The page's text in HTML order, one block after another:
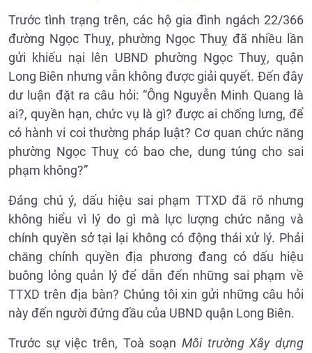
Trước tình trạng trên, các hộ gia đình ngách 22/366
đường Ngọc Thuỵ, phường Ngọc Thuỵ đã nhiều lần
gửi khiếu nại lên UBND phường Ngọc Thuỵ, quận
Long Biên nhưng vẫn không được giải quyết. Đến đây
dư luận đặt ra câu hỏi: “Ông Nguyễn Minh Quang là
ai?, quyền hạn, chức vụ là gì? được ai chống lưng, để
có hành vi coi thường pháp luật? Cơ quan chức năng
phường Ngọc Thuỵ có bao che, dung túng cho sai
phạm không?”
Đáng chú ý, dấu hiệu sai phạm TTXD đã rõ nhưng
không hiểu vì lý do gì mà lực lượng chức năng và
chính quyền sở tại lại không có động thái xử lý. Phải
chăng chính quyền địa phương đang có dấu hiệu
buông lỏng quản lý để dẫn đến những sai phạm về
TTXD trên địa bàn? Chúng tôi xin gửi những câu hỏi
này đến người đứng đầu của UBND quận Long Biên.
Trước sự việc trên, Toà soạn Môi trường Xây dựng